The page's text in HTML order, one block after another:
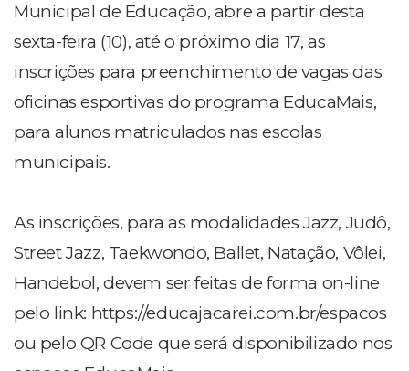
Municipal de Educação, abre a partir desta
sexta-feira (10), até o próximo dia 17, as
inscrições para preenchimento de vagas das
oficinas esportivas do programa EducaMais,
para alunos matriculados nas escolas
municipais.
As inscrições, para as modalidades Jazz, Judô,
Street Jazz, Taekwondo, Ballet, Natação, Vôlei,
Handebol, devem ser feitas de forma on-line
pelo link: https://educajacarei.com.br/espacos
ou pelo QR Code que será disponibilizado nos